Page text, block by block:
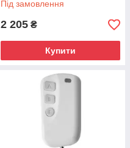
Під замовлення
2 205 ₴
Купити